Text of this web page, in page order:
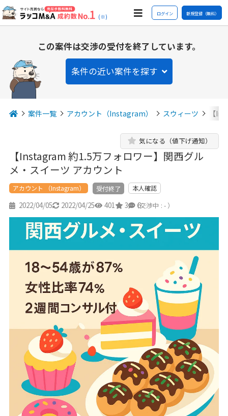
(※) ログイン 新規登録（無料）
この案件は交渉の受付を終了しています。
条件の近い案件を探す
案件一覧 アカウント（Instagram） スウィーツ 【
【Instagram 約1.5万フォロワー】関西グル
メ・スイーツ アカウント
気になる（値下げ通知）
アカウント （Instagram） 受付終了 本人確認
2022/04/05 2022/04/25 401 3 6
（交渉中 : - ）